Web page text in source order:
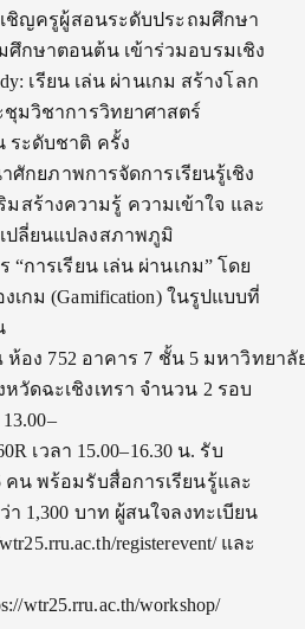
ชิญครูผู้สอนระดับประถมศึกษา
กษาตอนต้น เข้าร่วมอบรมเชิง
เรียน เล่น ผ่านเกม สร้างโลก
ชุมวิชาการวิทยาศาสตร์
ระดับชาติ ครั้ง
ศักยภาพการจัดการเรียนรู้เชิง
ริมสร้างความรู้ ความเข้าใจ และ
ปลี่ยนแปลงสภาพภูมิ
การเรียน เล่น ผ่านเกม” โดย
กม (Gamification) ในรูปแบบที่
อง 752 อาคาร 7 ชั้น 5 มหาวิทยาลั
วัดฉะเชิงเทรา จำนวน 2 รอบ
เวลา 15.00–16.30 น. รับ
คน พร้อมรับสื่อการเรียนรู้และ
1,300 บาท ผู้สนใจลงทะเบียน
registerevent/ และ
wtr25.rru.ac.th/workshop/